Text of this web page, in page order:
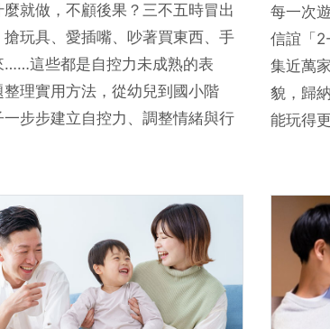
就做，不顧後果？三不五時冒出
搶玩具、愛插嘴、吵著買東西、手
……這些都是自控力未成熟的表
理實用方法，從幼兒到國小階
步步建立自控力、調整情緒與行
每一次
信誼「
集近萬
貌，歸
能玩得